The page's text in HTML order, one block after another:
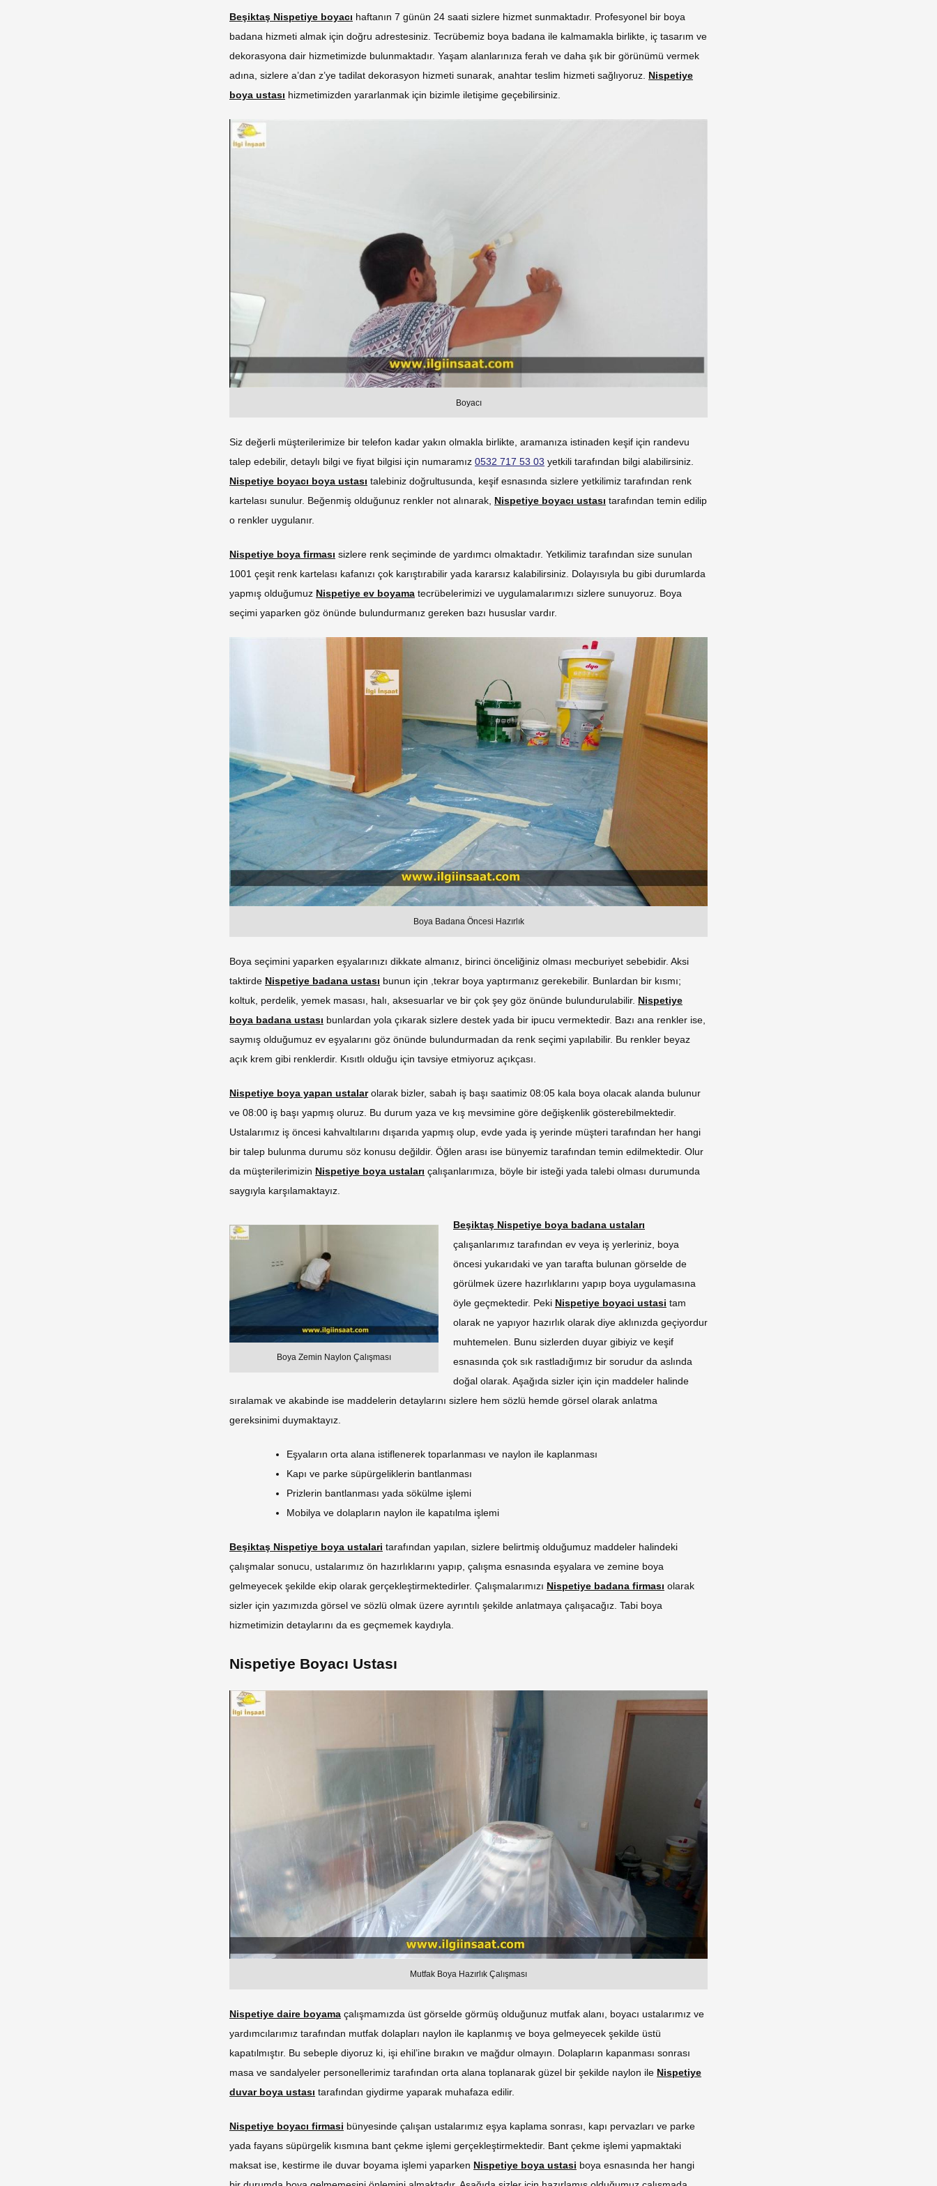
Beşiktaş Nispetiye boyacı haftanın 7 günün 24 saati sizlere hizmet sunmaktadır. Profesyonel bir boya
badana hizmeti almak için doğru adrestesiniz. Tecrübemiz boya badana ile kalmamakla birlikte, iç tasarım ve
dekorasyona dair hizmetimizde bulunmaktadır. Yaşam alanlarınıza ferah ve daha şık bir görünümü vermek
adına, sizlere a’dan z’ye tadilat dekorasyon hizmeti sunarak, anahtar teslim hizmeti sağlıyoruz. Nispetiye
boya ustası hizmetimizden yararlanmak için bizimle iletişime geçebilirsiniz.
Boyacı
Siz değerli müşterilerimize bir telefon kadar yakın olmakla birlikte, aramanıza istinaden keşif için randevu
talep edebilir, detaylı bilgi ve fiyat bilgisi için numaramız 0532 717 53 03 yetkili tarafından bilgi alabilirsiniz.
Nispetiye boyacı boya ustası talebiniz doğrultusunda, keşif esnasında sizlere yetkilimiz tarafından renk
kartelası sunulur. Beğenmiş olduğunuz renkler not alınarak, Nispetiye boyacı ustası tarafından temin edilip
o renkler uygulanır.
Nispetiye boya firması sizlere renk seçiminde de yardımcı olmaktadır. Yetkilimiz tarafından size sunulan
1001 çeşit renk kartelası kafanızı çok karıştırabilir yada kararsız kalabilirsiniz. Dolayısıyla bu gibi durumlarda
yapmış olduğumuz Nispetiye ev boyama tecrübelerimizi ve uygulamalarımızı sizlere sunuyoruz. Boya
seçimi yaparken göz önünde bulundurmanız gereken bazı hususlar vardır.
Boya Badana Öncesi Hazırlık
Boya seçimini yaparken eşyalarınızı dikkate almanız, birinci önceliğiniz olması mecburiyet sebebidir. Aksi
taktirde Nispetiye badana ustası bunun için ,tekrar boya yaptırmanız gerekebilir. Bunlardan bir kısmı;
koltuk, perdelik, yemek masası, halı, aksesuarlar ve bir çok şey göz önünde bulundurulabilir. Nispetiye
boya badana ustası bunlardan yola çıkarak sizlere destek yada bir ipucu vermektedir. Bazı ana renkler ise,
saymış olduğumuz ev eşyalarını göz önünde bulundurmadan da renk seçimi yapılabilir. Bu renkler beyaz
açık krem gibi renklerdir. Kısıtlı olduğu için tavsiye etmiyoruz açıkçası.
Nispetiye boya yapan ustalar olarak bizler, sabah iş başı saatimiz 08:05 kala boya olacak alanda bulunur
ve 08:00 iş başı yapmış oluruz. Bu durum yaza ve kış mevsimine göre değişkenlik gösterebilmektedir.
Ustalarımız iş öncesi kahvaltılarını dışarıda yapmış olup, evde yada iş yerinde müşteri tarafından her hangi
bir talep bulunma durumu söz konusu değildir. Öğlen arası ise bünyemiz tarafından temin edilmektedir. Olur
da müşterilerimizin Nispetiye boya ustaları çalışanlarımıza, böyle bir isteği yada talebi olması durumunda
saygıyla karşılamaktayız.
Boya Zemin Naylon Çalışması
Beşiktaş Nispetiye boya badana ustaları
çalışanlarımız tarafından ev veya iş yerleriniz, boya
öncesi yukarıdaki ve yan tarafta bulunan görselde de
görülmek üzere hazırlıklarını yapıp boya uygulamasına
öyle geçmektedir. Peki Nispetiye boyaci ustasi tam
olarak ne yapıyor hazırlık olarak diye aklınızda geçiyordur
muhtemelen. Bunu sizlerden duyar gibiyiz ve keşif
esnasında çok sık rastladığımız bir sorudur da aslında
doğal olarak. Aşağıda sizler için için maddeler halinde
sıralamak ve akabinde ise maddelerin detaylarını sizlere hem sözlü hemde görsel olarak anlatma
gereksinimi duymaktayız.
Eşyaların orta alana istiflenerek toparlanması ve naylon ile kaplanması
Kapı ve parke süpürgeliklerin bantlanması
Prizlerin bantlanması yada sökülme işlemi
Mobilya ve dolapların naylon ile kapatılma işlemi
Beşiktaş Nispetiye boya ustalari tarafından yapılan, sizlere belirtmiş olduğumuz maddeler halindeki
çalışmalar sonucu, ustalarımız ön hazırlıklarını yapıp, çalışma esnasında eşyalara ve zemine boya
gelmeyecek şekilde ekip olarak gerçekleştirmektedirler. Çalışmalarımızı Nispetiye badana firması olarak
sizler için yazımızda görsel ve sözlü olmak üzere ayrıntılı şekilde anlatmaya çalışacağız. Tabi boya
hizmetimizin detaylarını da es geçmemek kaydıyla.
Nispetiye Boyacı Ustası
Mutfak Boya Hazırlık Çalışması
Nispetiye daire boyama çalışmamızda üst görselde görmüş olduğunuz mutfak alanı, boyacı ustalarımız ve
yardımcılarımız tarafından mutfak dolapları naylon ile kaplanmış ve boya gelmeyecek şekilde üstü
kapatılmıştır. Bu sebeple diyoruz ki, işi ehil’ine bırakın ve mağdur olmayın. Dolapların kapanması sonrası
masa ve sandalyeler personellerimiz tarafından orta alana toplanarak güzel bir şekilde naylon ile Nispetiye
duvar boya ustası tarafından giydirme yaparak muhafaza edilir.
Nispetiye boyacı firmasi bünyesinde çalışan ustalarımız eşya kaplama sonrası, kapı pervazları ve parke
yada fayans süpürgelik kısmına bant çekme işlemi gerçekleştirmektedir. Bant çekme işlemi yapmaktaki
maksat ise, kestirme ile duvar boyama işlemi yaparken Nispetiye boya ustasi boya esnasında her hangi